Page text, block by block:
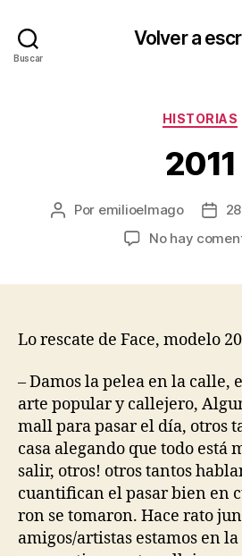
Buscar
Volver a
HISTORIAS
2011
Autor
Por emilioelmago
No hay
Lo rescate de Face, modelo
– Damos la pelea en la calle,
arte popular y callejero,
mall para pasar el día, otros
casa alegando que todo está
salir, otros! otros tantos
cuantifican el pasar bien en
ron se tomaron. Hace rato
amigos/artistas estamos en